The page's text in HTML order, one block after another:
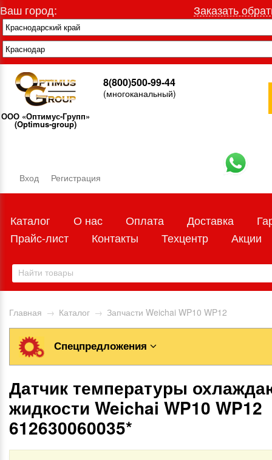
Ваш город: Заказать
ООО «Оптимус-Групп»
(Optimus-group)
8(800)500-99-44
(многоканальный)
Вход Регистрация
Каталог О нас Оплата Доставка
Прайс-лист
Контакты Техцентр Акции
Главная → Каталог → Запчасти Weichai WP10 WP12
Спецпредложения
Датчик температуры
жидкости Weichai WP10 WP12
612630060035*